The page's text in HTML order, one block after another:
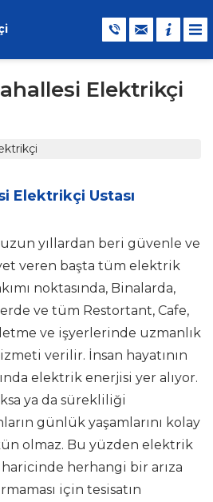
Elektrikçi
Elektrikçi Ustası
yıllardan beri güvenle ve
veren başta tüm elektrik
noktasında, Binalarda,
ve tüm Restortant, Cafe,
ve işyerlerinde uzmanlık
verilir. İnsan hayatının
elektrik enerjisi yer alıyor.
ya da sürekliliği
günlük yaşamlarını kolay
olmaz. Bu yüzden elektrik
herhangi bir arıza
için tesisatın